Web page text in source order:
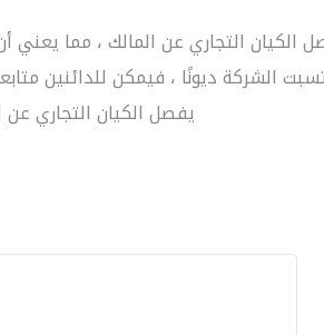
الكيان التجاري عن المالك ، مما
الشركة ديونًا ، فيمكن للدائنين
يفصل الكيان التجاري عن